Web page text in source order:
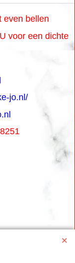
even bellen
voor een dichte
jo.nl/